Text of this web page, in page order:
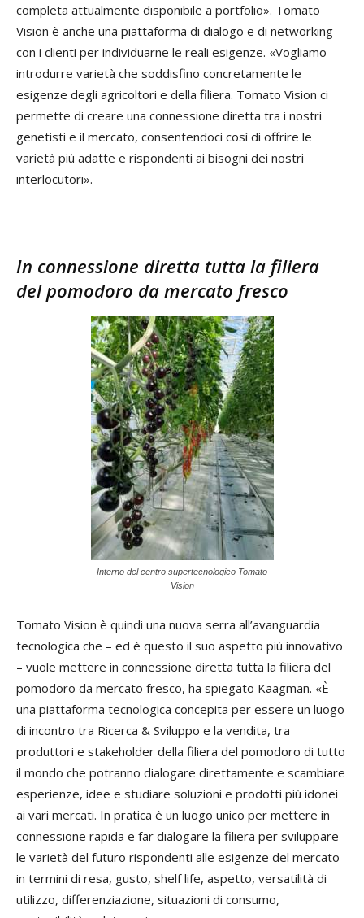
completa attualmente disponibile a portfolio». Tomato
Vision è anche una piattaforma di dialogo e di networking
con i clienti per individuarne le reali esigenze. «Vogliamo
introdurre varietà che soddisfino concretamente le
esigenze degli agricoltori e della filiera. Tomato Vision ci
permette di creare una connessione diretta tra i nostri
genetisti e il mercato, consentendoci così di offrire le
varietà più adatte e rispondenti ai bisogni dei nostri
interlocutori».
In connessione diretta tutta la filiera
del pomodoro da mercato fresco
Interno del centro supertecnologico Tomato
Vision
Tomato Vision è quindi una nuova serra all’avanguardia
tecnologica che – ed è questo il suo aspetto più innovativo
– vuole mettere in connessione diretta tutta la filiera del
pomodoro da mercato fresco, ha spiegato Kaagman. «È
una piattaforma tecnologica concepita per essere un luogo
di incontro tra Ricerca & Sviluppo e la vendita, tra
produttori e stakeholder della filiera del pomodoro di tutto
il mondo che potranno dialogare direttamente e scambiare
esperienze, idee e studiare soluzioni e prodotti più idonei
ai vari mercati. In pratica è un luogo unico per mettere in
connessione rapida e far dialogare la filiera per sviluppare
le varietà del futuro rispondenti alle esigenze del mercato
in termini di resa, gusto, shelf life, aspetto, versatilità di
utilizzo, differenziazione, situazioni di consumo,